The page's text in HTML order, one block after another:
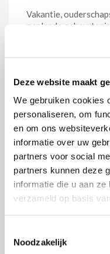
Deze website maakt
We gebruiken cookies
personaliseren, om
en om ons
informatie over uw
partners voor social
partners kunnen deze
informatie die u aan
verzameld op basis
Noodzakelijk
Vakantie,
geplande
Daar zitten een
MasterUser krijgt
vakantieplek,
worden foutieve
liever vermijden!
De MasterUser is de
toegang tot EB-
Daarom doet uw
User aan te duiden